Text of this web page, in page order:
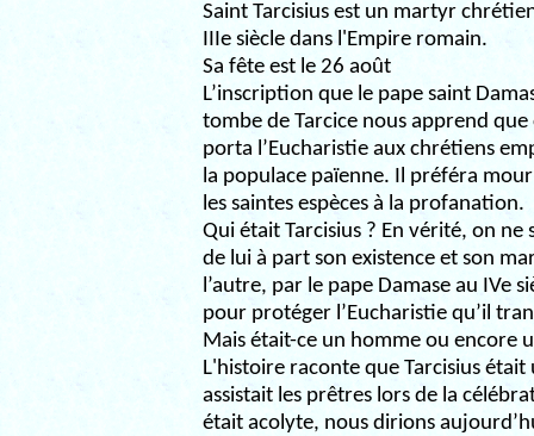
Saint Tarcisius est un martyr
IIIe siècle dans l'Empire romain.
Sa fête est le 26 août
L’inscription que le pape saint
tombe de Tarcice nous apprend que
porta l’Eucharistie aux chrétiens
la populace païenne. Il préféra
les saintes espèces à la profanation.
Qui était Tarcisius ? En vérité, on ne
de lui à part son existence et son
l’autre, par le pape Damase au IVe
pour protéger l’Eucharistie qu’il
Mais était-ce un homme ou encore
L'histoire raconte que Tarcisius
assistait les prêtres lors de la
était acolyte, nous dirions